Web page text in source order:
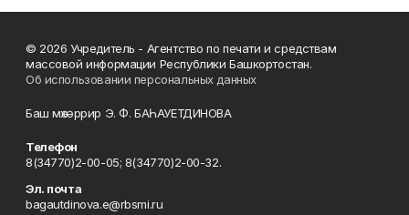
© 2026 Учредитель - Агентство по печати и средствам
массовой информации Республики Башкортостан.
Об использовании персональных данных
Баш мөхәррир Э. Ф. БАҺАУЕТДИНОВА
Телефон
8(34770)2-00-05; 8(34770)2-00-32.
Эл. почта
bagautdinova.e@rbsmi.ru